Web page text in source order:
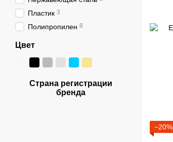
−20%
Пластик 3
Полипропилен 8
Цвет
Страна регистрации
бренда